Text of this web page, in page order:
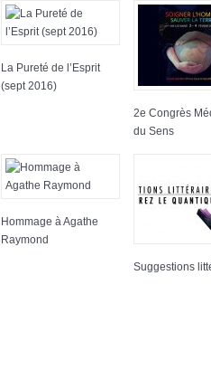
La Pureté de l’Esprit
(sept 2016)
2e Congrès
du Sens
Hommage à Agathe
Raymond
Suggestions